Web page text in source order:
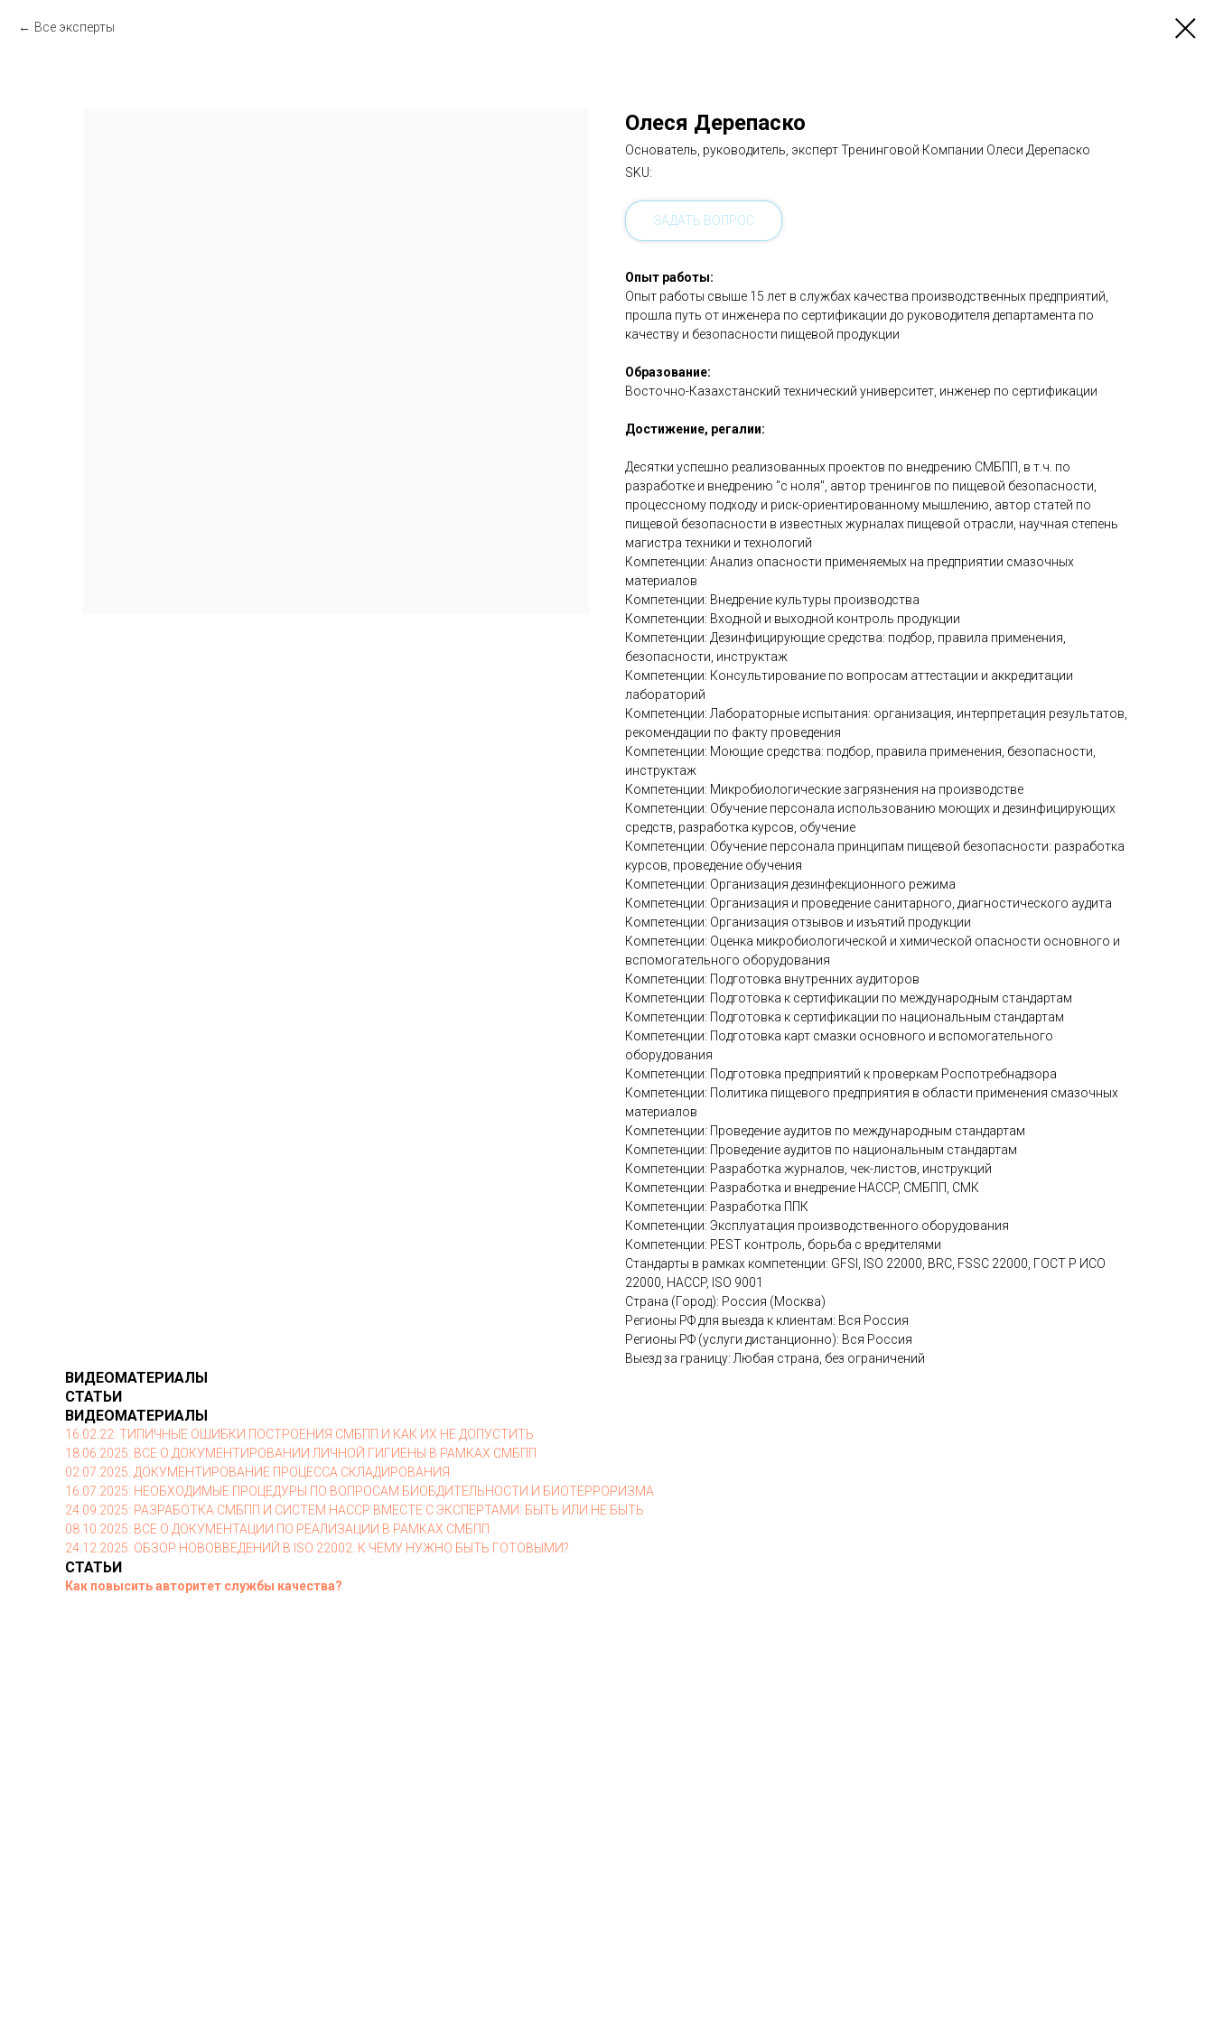
Все эксперты
Олеся Дерепаско
Основатель, руководитель, эксперт Тренинговой Компании Олеси Дерепаско
SKU:
ЗАДАТЬ ВОПРОС
Опыт работы:
Опыт работы свыше 15 лет в службах качества производственных предприятий,
прошла путь от инженера по сертификации до руководителя департамента по
качеству и безопасности пищевой продукции
Образование:
Восточно-Казахстанский технический университет, инженер по сертификации
Достижение, регалии:
Десятки успешно реализованных проектов по внедрению СМБПП, в т.ч. по
разработке и внедрению "с ноля", автор тренингов по пищевой безопасности,
процессному подходу и риск-ориентированному мышлению, автор статей по
пищевой безопасности в известных журналах пищевой отрасли, научная степень
магистра техники и технологий
Компетенции: Анализ опасности применяемых на предприятии смазочных
материалов
Компетенции: Внедрение культуры производства
Компетенции: Входной и выходной контроль продукции
Компетенции: Дезинфицирующие средства: подбор, правила применения,
безопасности, инструктаж
Компетенции: Консультирование по вопросам аттестации и аккредитации
лабораторий
Компетенции: Лабораторные испытания: организация, интерпретация результатов,
рекомендации по факту проведения
Компетенции: Моющие средства: подбор, правила применения, безопасности,
инструктаж
Компетенции: Микробиологические загрязнения на производстве
Компетенции: Обучение персонала использованию моющих и дезинфицирующих
средств, разработка курсов, обучение
Компетенции: Обучение персонала принципам пищевой безопасности: разработка
курсов, проведение обучения
Компетенции: Организация дезинфекционного режима
Компетенции: Организация и проведение санитарного, диагностического аудита
Компетенции: Организация отзывов и изъятий продукции
Компетенции: Оценка микробиологической и химической опасности основного и
вспомогательного оборудования
Компетенции: Подготовка внутренних аудиторов
Компетенции: Подготовка к сертификации по международным стандартам
Компетенции: Подготовка к сертификации по национальным стандартам
Компетенции: Подготовка карт смазки основного и вспомогательного
оборудования
Компетенции: Подготовка предприятий к проверкам Роспотребнадзора
Компетенции: Политика пищевого предприятия в области применения смазочных
материалов
Компетенции: Проведение аудитов по международным стандартам
Компетенции: Проведение аудитов по национальным стандартам
Компетенции: Разработка журналов, чек-листов, инструкций
Компетенции: Разработка и внедрение HACCP, СМБПП, СМК
Компетенции: Разработка ППК
Компетенции: Эксплуатация производственного оборудования
Компетенции: PEST контроль, борьба с вредителями
Стандарты в рамках компетенции: GFSI, ISO 22000, BRC, FSSC 22000, ГОСТ Р ИСО
22000, HACCP, ISO 9001
Страна (Город): Россия (Москва)
Регионы РФ для выезда к клиентам: Вся Россия
Регионы РФ (услуги дистанционно): Вся Россия
Выезд за границу: Любая страна, без ограничений
ВИДЕОМАТЕРИАЛЫ
СТАТЬИ
ВИДЕОМАТЕРИАЛЫ
16.02.22: ТИПИЧНЫЕ ОШИБКИ ПОСТРОЕНИЯ СМБПП И КАК ИХ НЕ ДОПУСТИТЬ
18.06.2025: ВСЕ О ДОКУМЕНТИРОВАНИИ ЛИЧНОЙ ГИГИЕНЫ В РАМКАХ СМБПП
02.07.2025: ДОКУМЕНТИРОВАНИЕ ПРОЦЕССА СКЛАДИРОВАНИЯ
16.07.2025: НЕОБХОДИМЫЕ ПРОЦЕДУРЫ ПО ВОПРОСАМ БИОБДИТЕЛЬНОСТИ И БИОТЕРРОРИЗМА
24.09.2025: РАЗРАБОТКА СМБПП И СИСТЕМ HACCP ВМЕСТЕ С ЭКСПЕРТАМИ: БЫТЬ ИЛИ НЕ БЫТЬ
08.10.2025: ВСЕ О ДОКУМЕНТАЦИИ ПО РЕАЛИЗАЦИИ В РАМКАХ СМБПП
24.12.2025: ОБЗОР НОВОВВЕДЕНИЙ В ISO 22002. К ЧЕМУ НУЖНО БЫТЬ ГОТОВЫМИ?
СТАТЬИ
Как повысить авторитет службы качества?